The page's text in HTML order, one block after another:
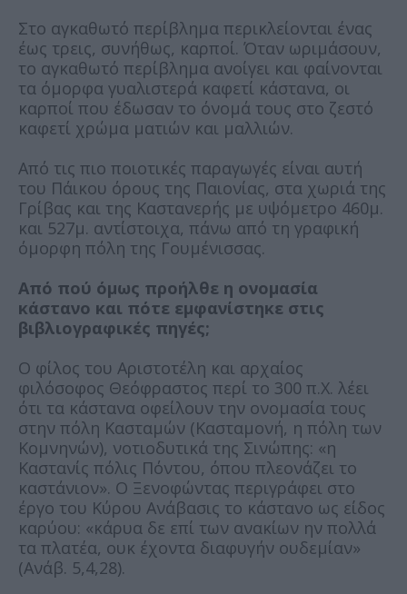
Στο αγκαθωτό περίβλημα περικλείονται ένας
έως τρεις, συνήθως, καρποί. Όταν ωριμάσουν,
το αγκαθωτό περίβλημα ανοίγει και φαίνονται
τα όμορφα γυαλιστερά καφετί κάστανα, οι
καρποί που έδωσαν το όνομά τους στο ζεστό
καφετί χρώμα ματιών και μαλλιών.
Από τις πιο ποιοτικές παραγωγές είναι αυτή
του Πάικου όρους της Παιονίας, στα χωριά της
Γρίβας και της Καστανερής με υψόμετρο 460μ.
και 527μ. αντίστοιχα, πάνω από τη γραφική
όμορφη πόλη της Γουμένισσας.
Από πού όμως προήλθε η ονομασία
κάστανο και πότε εμφανίστηκε στις
βιβλιογραφικές πηγές;
Ο φίλος του Αριστοτέλη και αρχαίος
φιλόσοφος Θεόφραστος περί το 300 π.Χ. λέει
ότι τα κάστανα οφείλουν την ονομασία τους
στην πόλη Κασταμών (Κασταμονή, η πόλη των
Κομνηνών), νοτιοδυτικά της Σινώπης: «η
Καστανίς πόλις Πόντου, όπου πλεονάζει το
καστάνιον». Ο Ξενοφώντας περιγράφει στο
έργο του Κύρου Ανάβασις το κάστανο ως είδος
καρύου: «κάρυα δε επί των ανακίων ην πολλά
τα πλατέα, ουκ έχοντα διαφυγήν ουδεμίαν»
(Ανάβ. 5,4,28).